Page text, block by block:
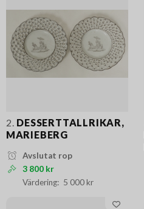
2. DESSERTTALLRIKAR,
MARIEBERG
Avslutat rop
3 800 kr
5 000 kr